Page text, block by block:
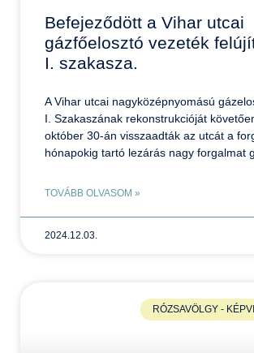
Befejeződött a Vihar utcai
gázfőelosztó vezeték
I. szakasza.
A Vihar utcai nagyközépnyomású
I. Szakaszának rekonstrukcióját
október 30-án visszaadták az utcát a
hónapokig tartó lezárás nagy forgalmat
TOVÁBB OLVASOM »
2024.12.03.
RÓZSAVÖLGY -